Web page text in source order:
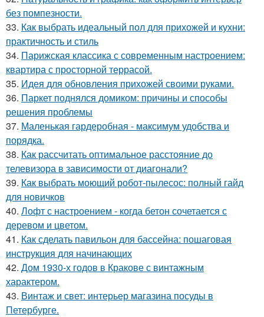
без помпезности.
33. Как выбрать идеальный пол для прихожей и кухни:
практичность и стиль
34. Парижская классика с современным настроением:
квартира с просторной террасой.
35. Идея для обновления прихожей своими руками.
36. Паркет поднялся домиком: причины и способы
решения проблемы
37. Маленькая гардеробная - максимум удобства и
порядка.
38. Как рассчитать оптимальное расстояние до
телевизора в зависимости от диагонали?
39. Как выбрать моющий робот-пылесос: полный гайд
для новичков
40. Лофт с настроением - когда бетон сочетается с
деревом и цветом.
41. Как сделать павильон для бассейна: пошаговая
инструкция для начинающих
42. Дом 1930-х годов в Кракове с винтажным
характером.
43. Винтаж и свет: интерьер магазина посуды в
Петербурге.